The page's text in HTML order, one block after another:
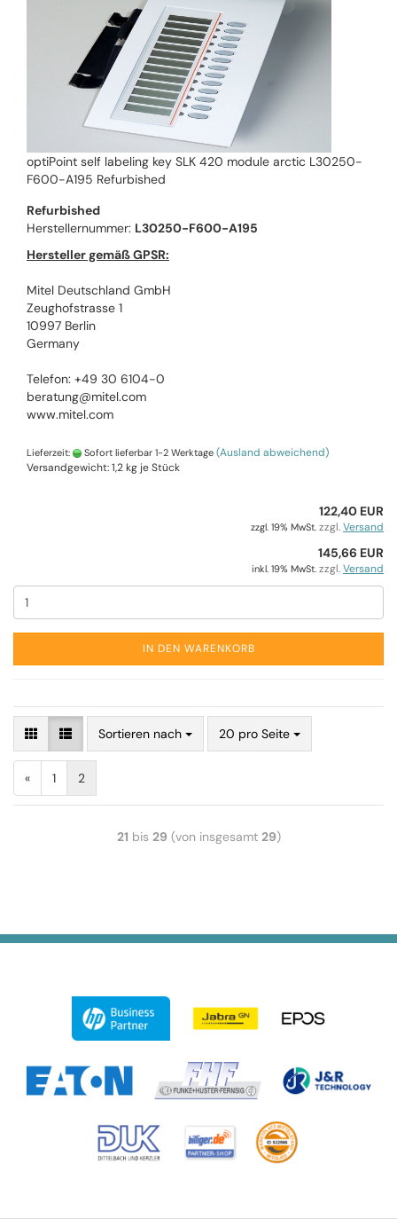
optiPoint self labeling key SLK 420 module arctic L30250-
F600-A195 Refurbished
Refurbished
Herstellernummer: L30250-F600-A195
Hersteller gemäß GPSR:
Mitel Deutschland GmbH
Zeughofstrasse 1
10997 Berlin
Germany
Telefon: +49 30 6104-0
beratung@mitel.com
www.mitel.com
Lieferzeit: Sofort lieferbar 1-2 Werktage (Ausland abweichend)
Versandgewicht:1,2kg je Stück
122,40 EUR
zzgl. 19% MwSt. zzgl.Versand
145,66 EUR
inkl. 19% MwSt. zzgl.Versand
IN DEN WARENKORB
Sortieren nach 20 pro Seite
« 1 2
21 bis 29 (von insgesamt 29)